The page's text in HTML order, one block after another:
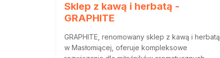
Sklep z kawą i herbatą -
GRAPHITE
GRAPHITE, renomowany sklep z kawą i herbatą
w Masłomiącej, oferuje kompleksowe